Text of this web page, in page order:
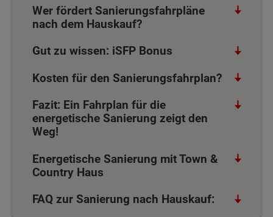
Wer fördert Sanierungsfahrpläne
nach dem Hauskauf?
Gut zu wissen: iSFP Bonus
Kosten für den Sanierungsfahrplan?
Fazit: Ein Fahrplan für die
energetische Sanierung zeigt den
Weg!
Energetische Sanierung mit Town &
Country Haus
FAQ zur Sanierung nach Hauskauf: